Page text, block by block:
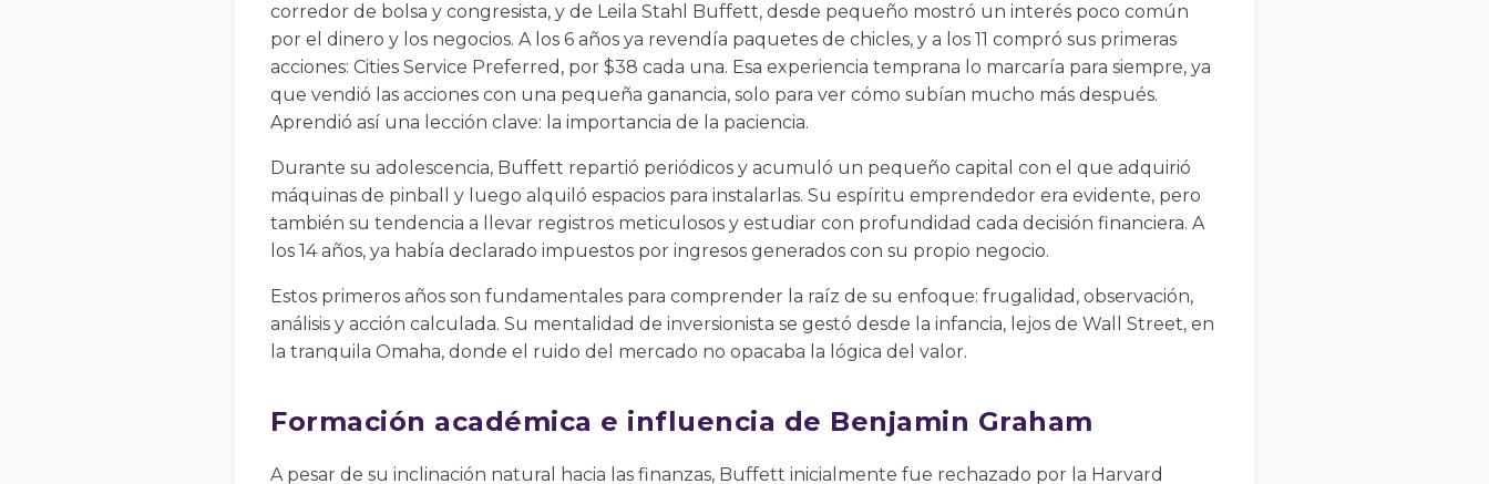
corredor de bolsa y congresista, y de Leila Stahl Buffett, desde pequeño mostró un interés poco común
por el dinero y los negocios. A los 6 años ya revendía paquetes de chicles, y a los 11 compró sus primeras
acciones: Cities Service Preferred, por $38 cada una. Esa experiencia temprana lo marcaría para siempre, ya
que vendió las acciones con una pequeña ganancia, solo para ver cómo subían mucho más después.
Aprendió así una lección clave: la importancia de la paciencia.
Durante su adolescencia, Buffett repartió periódicos y acumuló un pequeño capital con el que adquirió
máquinas de pinball y luego alquiló espacios para instalarlas. Su espíritu emprendedor era evidente, pero
también su tendencia a llevar registros meticulosos y estudiar con profundidad cada decisión financiera. A
los 14 años, ya había declarado impuestos por ingresos generados con su propio negocio.
Estos primeros años son fundamentales para comprender la raíz de su enfoque: frugalidad, observación,
análisis y acción calculada. Su mentalidad de inversionista se gestó desde la infancia, lejos de Wall Street, en
la tranquila Omaha, donde el ruido del mercado no opacaba la lógica del valor.
Formación académica e influencia de Benjamin Graham
A pesar de su inclinación natural hacia las finanzas, Buffett inicialmente fue rechazado por la Harvard